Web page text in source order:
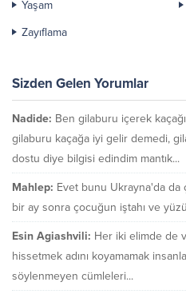
Yaşam
Zayıflama
Sizden Gelen Yorumlar
Nadide: Ben gilaburu içerek
gilaburu kaçağa iyi gelir demedi,
dostu diye bilgisi edindim mantık...
Mahlep: Evet bunu Ukrayna'da da
bir ay sonra çocuğun iştahı ve
Esin Agiashvili: Her iki elimde de
hissetmek adını koyamamak
söylenmeyen cümleleri...